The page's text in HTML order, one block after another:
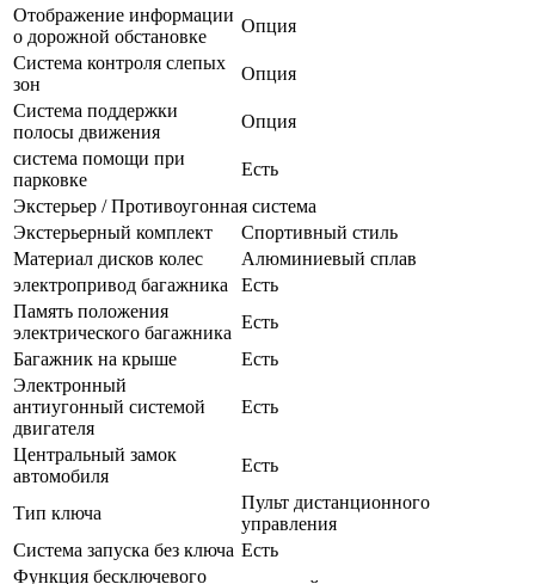
Отображение информации
о дорожной обстановке
Опция
Система контроля слепых
зон
Опция
Система поддержки
полосы движения
Опция
система помощи при
парковке
Есть
Экстерьер / Противоугонная система
Экстерьерный комплект
Спортивный стиль
Материал дисков колес
Алюминиевый сплав
электропривод багажника
Есть
Память положения
электрического багажника
Есть
Багажник на крыше
Есть
Электронный
антиугонный системой
двигателя
Есть
Центральный замок
автомобиля
Есть
Тип ключа
Пульт дистанционного
управления
Система запуска без ключа Есть
Функция бесключевого